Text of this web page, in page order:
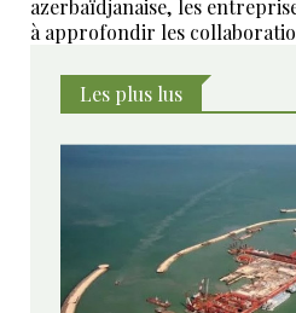
azerbaïdjanaise, les
à approfondir les
Les plus lus